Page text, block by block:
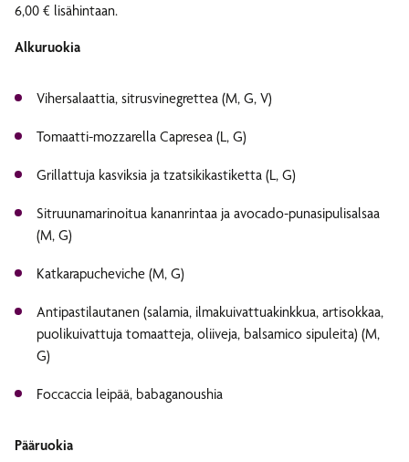
6,00 € lisähintaan.
Alkuruokia
Vihersalaattia, sitrusvinegrettea (M, G, V)
Tomaatti-mozzarella Capresea (L, G)
Grillattuja kasviksia ja tzatsikikastiketta (L, G)
Sitruunamarinoitua kananrintaa ja avocado-punasipulisalsaa
(M, G)
Katkarapucheviche (M, G)
Antipastilautanen (salamia, ilmakuivattuakinkkua, artisokkaa,
puolikuivattuja tomaatteja, oliiveja, balsamico sipuleita) (M,
G)
Foccaccia leipää, babaganoushia
Pääruokia